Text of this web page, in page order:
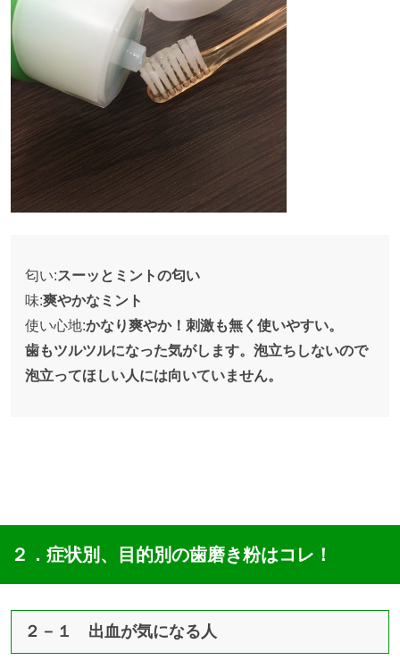
匂い:スーッとミントの匂い
味:爽やかなミント
使い心地:かなり爽やか！刺激も無く使いやすい。
歯もツルツルになった気がします。泡立ちしないので
泡立ってほしい人には向いていません。
２．症状別、目的別の歯磨き粉はコレ！
２－１ 出血が気になる人